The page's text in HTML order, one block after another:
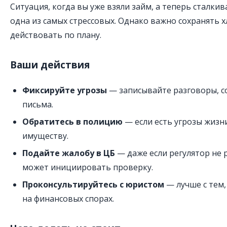
Ситуация, когда вы уже взяли займ, а теперь
одна из самых стрессовых. Однако важно сохранять
действовать по плану.
Ваши действия
Фиксируйте угрозы — записывайте разговоры,
письма.
Обратитесь в полицию — если есть угрозы
имуществу.
Подайте жалобу в ЦБ — даже если регулятор
может инициировать проверку.
Проконсультируйтесь с юристом — лучше с тем,
на финансовых спорах.